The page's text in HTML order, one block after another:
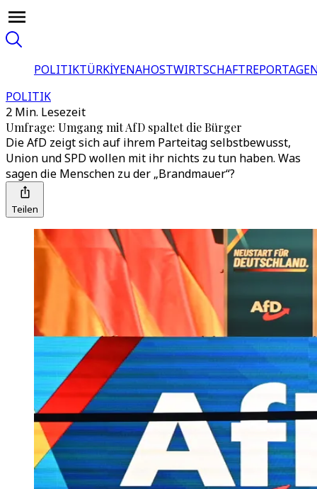
POLITIKTÜRKİYENAHOSTWIRTSCHAFT
POLITIK
2 Min. Lesezeit
Umfrage: Umgang mit AfD spaltet die Bürger
Die AfD zeigt sich auf ihrem Parteitag selbstbewusst,
Union und SPD wollen mit ihr nichts zu tun haben. Was
sagen die Menschen zu der „Brandmauer“?
Teilen